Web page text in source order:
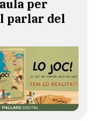
per
parlar del